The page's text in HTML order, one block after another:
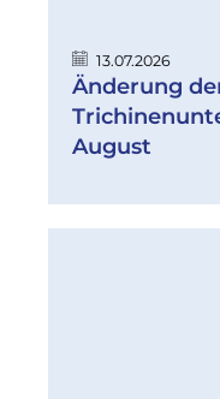
13.07.2026
Änderung
August